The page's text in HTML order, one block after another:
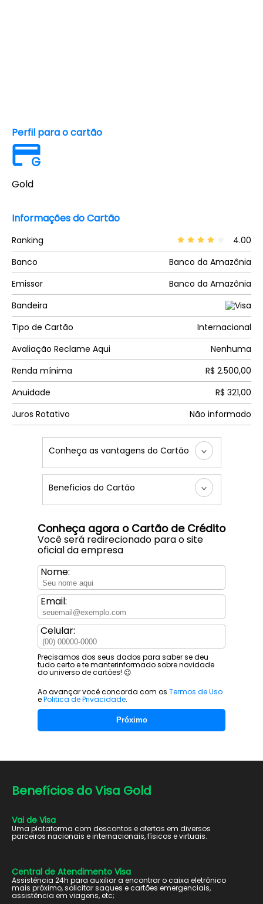
Perfil para o cartão
G
Gold
Informações do Cartão
Ranking
4.00
Banco
Banco da Amazônia
Emissor
Banco da Amazônia
Bandeira
Tipo de Cartão
Internacional
Avaliação Reclame Aqui
Nenhuma
Renda mínima
R$ 2.500,00
Anuidade
R$ 321,00
Juros Rotativo
Não informado
Conheça as vantagens do Cartão
Beneficios do Cartão
Conheça agora o Cartão de Crédito
Você será redirecionado para o site
oficial da empresa
Nome:
Email:
Celular:
Precisamos dos seus dados para saber se deu
tudo certo e te manterinformado sobre novidade
do universo de cartões! 😉
Ao avançar você concorda com os Termos de Uso
ePolitica de Privacidade.
Próximo
Benefícios doVisa Gold
Vai de Visa
Uma plataforma com descontos e ofertas em diversos
parceiros nacionais e internacionais, físicos e virtuais.
Central de Atendimento Visa
Assistência 24h para auxiliar a encontrar o caixa eletrônico
mais próximo, solicitar saques e cartões emergenciais,
assistência em viagens, etc;